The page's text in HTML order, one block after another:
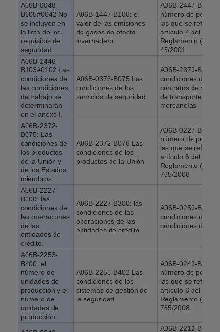
A06B-0048-
B605#0042 No
se incluyen en
la lista de los
requisitos de
seguridad.
A06B-1447-B100: el
valor de las emisiones
de gases de efecto
invernadero
A06B-2447-B100:
número de
las que se refiere
artículo 4 del
Reglamento (CE)
45/2001
A06B-1446-
B103#0102 Las
condiciones de
las condiciones
de trabajo se
determinarán
en el anexo I.
A06B-0373-B075 Las
condiciones de los
servicios de seguridad
A06B-2373-B075
condiciones de los
contratos de
de transporte de
mercancías
A06B-2372-
B075: Las
condiciones de
los productos
de la Unión y
de los Estados
miembros
A06B-2372-B076 Las
condiciones de los
productos de la Unión
A06B-0227-B300:
número de
las que se refiere
artículo 6 del
Reglamento (CE)
765/2008
A06B-2227-
B300: las
condiciones de
las operaciones
de las
entidades de
crédito.
A06B-2227-B300: las
condiciones de las
operaciones de las
entidades de crédito.
A06B-0253-B401
condiciones de las
condiciones de
A06B-2253-
B400: el
número de
unidades de
producción y el
número de
unidades de
producción
A06B-2253-B402 Las
condiciones de los
sistemas de gestión de
la seguridad
A06B-0243-B100:
número de
las que se refiere
artículo 6 del
Reglamento (CE)
765/2008
A06B-2212-B805